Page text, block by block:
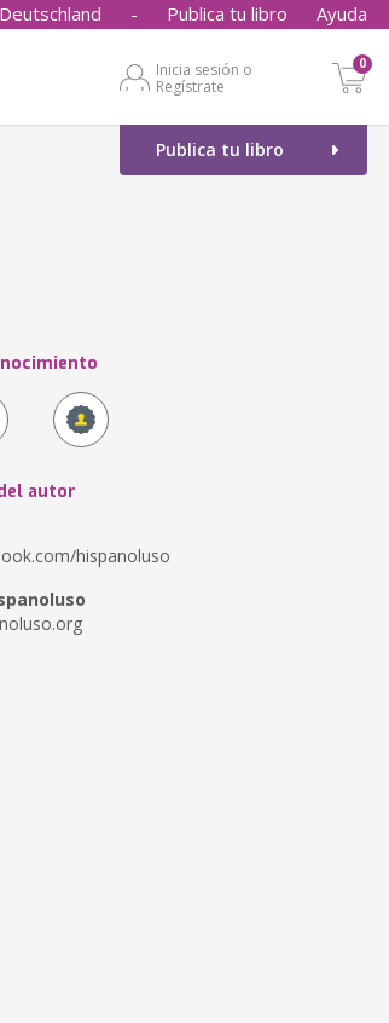
Deutschland - Publica tu libro Ayuda
Inicia sesión o
Regístrate
0
Publica tu libro
autor
hispanoluso